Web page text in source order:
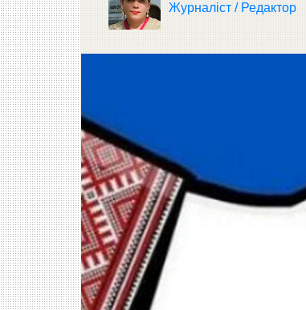
Журналіст / Редактор